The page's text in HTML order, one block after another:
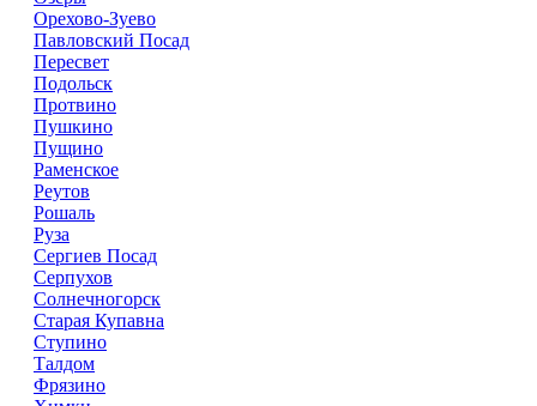
Орехово-Зуево
Павловский Посад
Пересвет
Подольск
Протвино
Пушкино
Пущино
Раменское
Реутов
Рошаль
Руза
Сергиев Посад
Серпухов
Солнечногорск
Старая Купавна
Ступино
Талдом
Фрязино